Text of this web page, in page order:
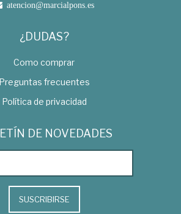
atencion@marcialpons.es
¿DUDAS?
Como comprar
Preguntas frecuentes
Política de privacidad
DE NOVEDADES
SUSCRIBIRSE